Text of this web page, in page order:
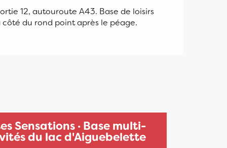
12, autouroute A43. Base de loisirs
côté du rond point après le péage.
Sensations · Base multi-
du lac d'Aiguebelette